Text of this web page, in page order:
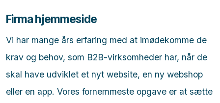
Firma hjemmeside
Vi har mange års erfaring med at imødekomme de
krav og behov, som B2B-virksomheder har, når de
skal have udviklet et nyt website, en ny webshop
eller en app. Vores fornemmeste opgave er at sætte